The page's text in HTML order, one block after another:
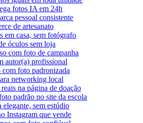
fotos IA em 24h
pessoal consistente
de artesanato
em casa, sem fotógrafo
óculos sem loja
com foto de campanha
autor(a) profissional
com foto padronizada
networking local
na página de doação
padrão no site da escola
sem estúdio
Instagram que vende